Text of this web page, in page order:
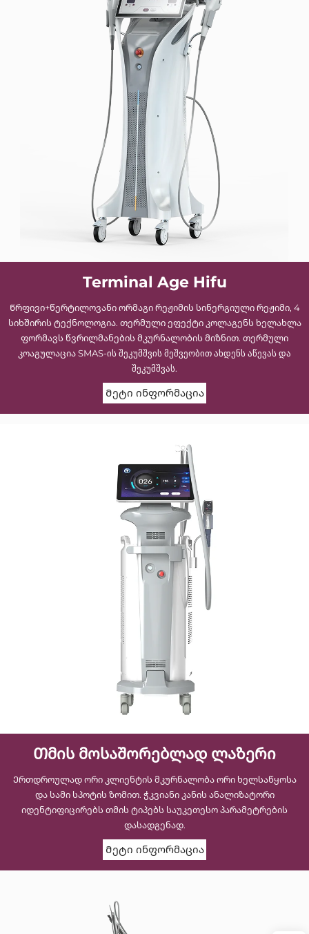
Terminal Age Hifu
Წრფივი+წერტილოვანი ორმაგი რეჟიმის სინერგიული რეჟიმი, 4
სიხშირის ტექნოლოგია. თერმული ეფექტი კოლაგენს ხელახლა
ფორმავს წვრილმანების მკურნალობის მიზნით. თერმული
კოაგულაცია SMAS-ის შეკუმშვის მეშვეობით ახდენს აწევას და
შეკუმშვას.
Მეტი ინფორმაცია
Თმის მოსაშორებლად ლაზერი
Ერთდროულად ორი კლიენტის მკურნალობა ორი ხელსაწყოსა
და სამი სპოტის ზომით. ჭკვიანი კანის ანალიზატორი
იდენტიფიცირებს თმის ტიპებს საუკეთესო პარამეტრების
დასადგენად.
Მეტი ინფორმაცია